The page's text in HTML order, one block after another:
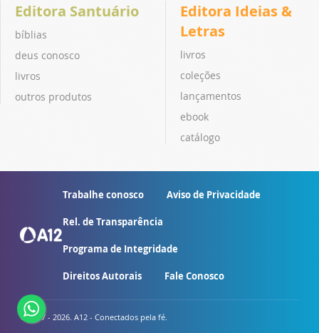
Editora Santuário
bíblias
deus conosco
livros
outros produtos
Editora Ideias &
Letras
livros
coleções
lançamentos
ebook
catálogo
Trabalhe conosco Aviso de Privacidade
Rel. de Transparência
Programa de Integridade
Direitos Autorais Fale Conosco
© 2007 - 2026. A12 - Conectados pela fé.